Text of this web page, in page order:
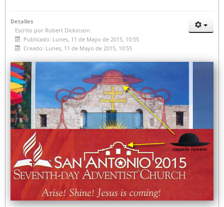
Detalles
Escrito por Robert Dickinson
Publicado: Lunes, 11 de Mayo de 2015, 10:55
Creado: Lunes, 11 de Mayo de 2015, 10:55